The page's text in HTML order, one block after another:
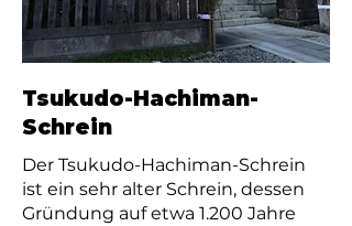
Tsukudo-Hachiman-
Schrein
Der Tsukudo-Hachiman-Schrein
ist ein sehr alter Schrein, dessen
Gründung auf etwa 1.200 Jahre